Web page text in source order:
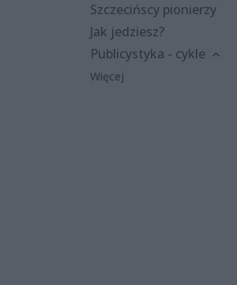
Szczecińscy pionierzy
Jak jedziesz?
Publicystyka - cykle
Więcej